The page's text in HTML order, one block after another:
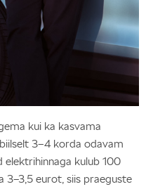
kui ka kasvama
3–4 korda odavam
elektrihinnaga kulub 100
3–3,5 eurot, siis praeguste